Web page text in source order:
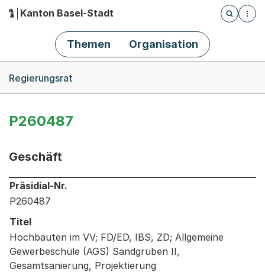
Hauptnavigation
Kanton Basel-Stadt
Öffnet
Themen Organisation
Regierungsrat
P260487
Geschäft
Informationen zum Ausgewählten Geschäft
Präsidial-Nr.
P260487
Titel
Hochbauten im VV; FD/ED, IBS, ZD; Allgemeine
Gewerbeschule (AGS) Sandgruben II,
Gesamtsanierung, Projektierung